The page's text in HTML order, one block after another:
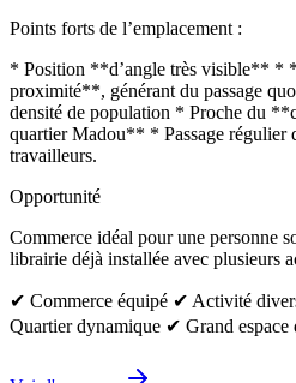
Points forts de l’emplacement :
* Position **d’angle très visible** *
proximité**, générant du passage
densité de population * Proche du
quartier Madou** * Passage régulier
travailleurs.
Opportunité
Commerce idéal pour une personne
librairie déjà installée avec plusieurs
✔ Commerce équipé ✔ Activité
Quartier dynamique ✔ Grand espace